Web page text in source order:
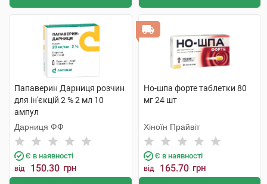
Папаверин Дарниця розчин
для ін'єкцій 2 % 2 мл 10
ампул
Дарниця ФФ
Є в наявності
від 150.30 грн
Но-шпа форте таблетки 80
мг 24 шт
Хіноїн Прайвіт
Є в наявності
від 165.70 грн